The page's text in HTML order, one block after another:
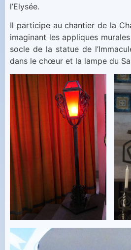
l’Elysée.
Il participe au chantier de la
imaginant les appliques
socle de la statue de
dans le chœur et la lampe du